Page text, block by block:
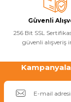
Havuz
Jakuzi
Güvenli
256 Bit SSL
güvenli alışveriş